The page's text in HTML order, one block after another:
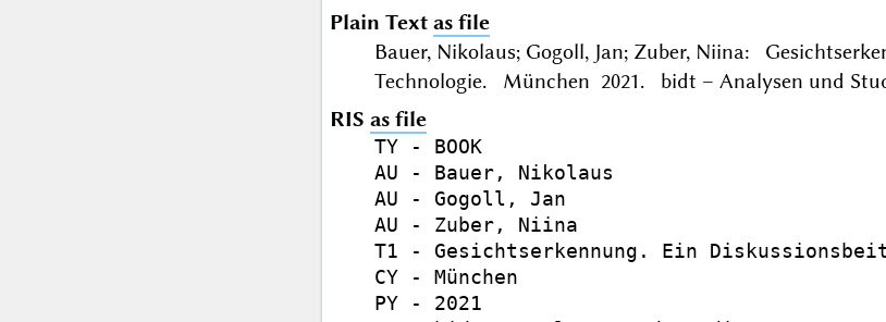
Plain Text as file
Bauer, Nikolaus; Gogoll, Jan; Zuber, Niina:
Technologie. München 2021. bidt – Analysen und
RIS as file
TY - BOOK
AU - Bauer, Nikolaus
AU - Gogoll, Jan
AU - Zuber, Niina
T1 - Gesichtserkennung. Ein
CY - München
PY - 2021